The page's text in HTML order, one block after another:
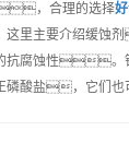
，合理的选择
主要介绍缓蚀
抗腐蚀性
磷酸盐，它们